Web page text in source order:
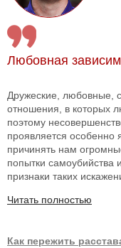
Любовная
Дружеские, любовные,
отношения, в которых
поэтому
проявляется особенно
причинять нам
попытки
признаки таких
Читать полностью
Как пережить